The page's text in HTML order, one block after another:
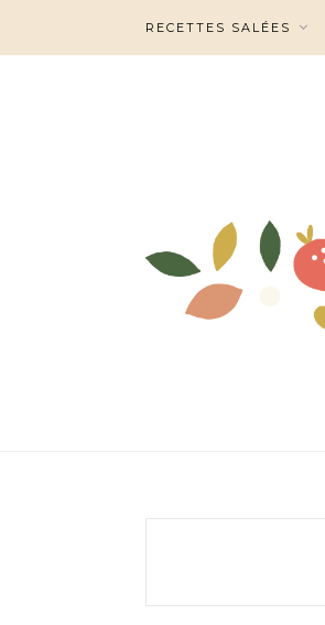
RECETTES SALÉES